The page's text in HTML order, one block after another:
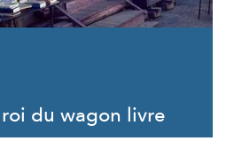
du wagon livre